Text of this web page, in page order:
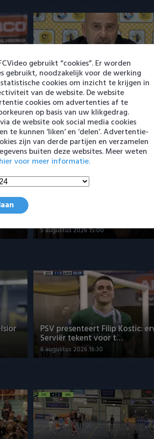
Rampstart voor PSV: pak
landskampioen
3 augustus 2026 01:03
3-1
Maduro positief over
5 augustus 2026 15:00
PSV presenteert Filip Kostic:
Serviër tekent voor t…
6 augustus 2026 16:30
gebruikt “cookies”. Er worden
gebruikt, noodzakelijk voor de werking
cookies om inzicht te krijgen in
van de website. De website
cookies om advertenties af te
op basis van uw klikgedrag.
de website ook social media cookies
te kunnen ‘liken’ en ‘delen’. Advertentie-
zijn van derde partijen en verzamelen
buiten deze websites. Meer weten
hier voor meer informatie.